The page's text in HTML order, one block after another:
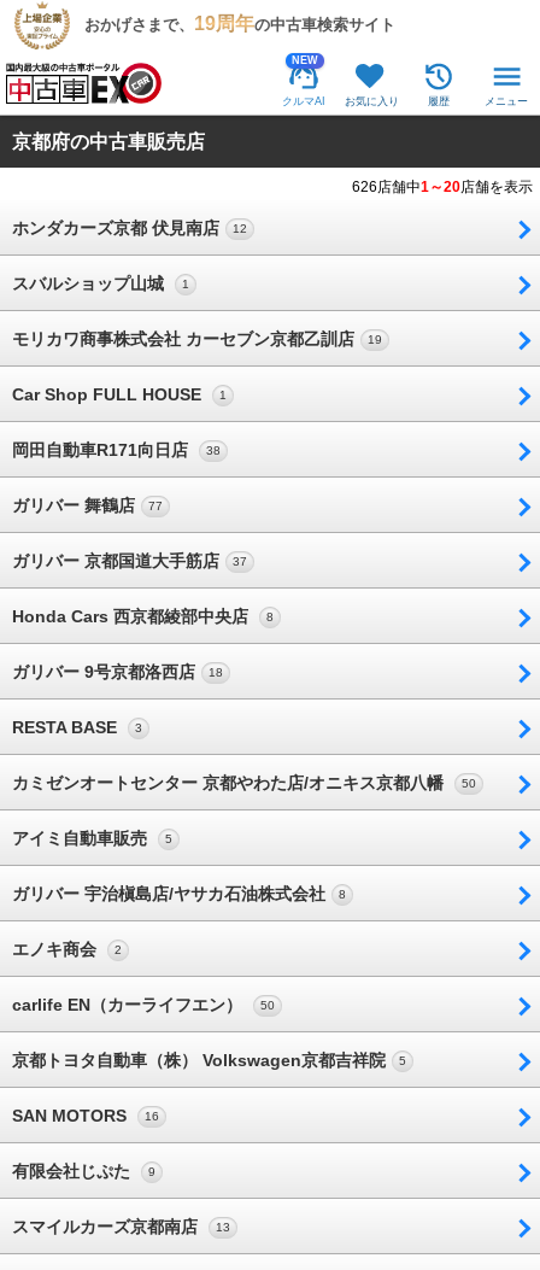
おかげさまで、 19周年の中古車検索サイト
NEW
クルマAI お気に入り 履歴 メニュー
京都府の中古車販売店
626店舗中1～20店舗を表示
ホンダカーズ京都 伏見南店 12
スバルショップ山城 1
モリカワ商事株式会社 カーセブン京都乙訓店 19
Car Shop FULL HOUSE 1
岡田自動車R171向日店 38
ガリバー 舞鶴店 77
ガリバー 京都国道大手筋店 37
Honda Cars 西京都綾部中央店 8
ガリバー 9号京都洛西店 18
RESTA BASE 3
カミゼンオートセンター 京都やわた店/オニキス京都八幡 50
アイミ自動車販売 5
ガリバー 宇治槇島店/ヤサカ石油株式会社 8
エノキ商会 2
carlife EN（カーライフエン） 50
京都トヨタ自動車（株） Volkswagen京都吉祥院 5
SAN MOTORS 16
有限会社じぷた 9
スマイルカーズ京都南店 13